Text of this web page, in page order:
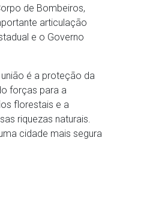
de Bombeiros,
articulação
e o Governo
é a proteção da
forças para a
florestais e a
riquezas naturais.
cidade mais segura